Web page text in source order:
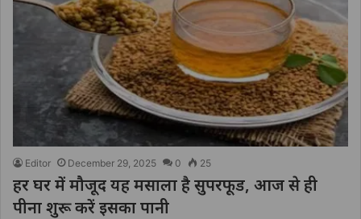
Editor December 29, 2025 0 25
हर घर में मौजूद यह मसाला है सुपरफूड, आज से ही
पीना शुरू करें इसका पानी